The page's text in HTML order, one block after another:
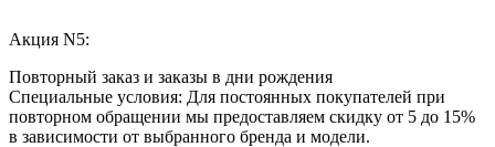
Акция N5:
Повторный заказ и заказы в дни рождения
Специальные условия: Для постоянных покупателей при
повторном обращении мы предоставляем скидку от 5 до 15%
в зависимости от выбранного бренда и модели.